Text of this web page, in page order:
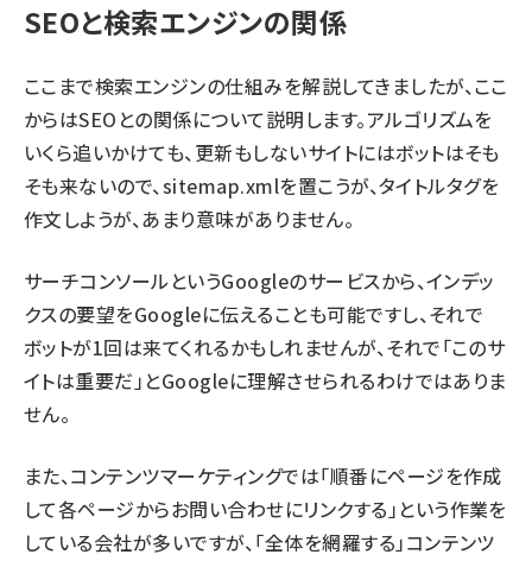
SEOと検索エンジンの関係
ここまで検索エンジンの仕組みを解説してきましたが、ここ
からはSEOとの関係について説明します。アルゴリズムを
いくら追いかけても、更新もしないサイトにはボットはそも
そも来ないので、sitemap.xmlを置こうが、タイトルタグを
作文しようが、あまり意味がありません。
サーチコンソールというGoogleのサービスから、インデッ
クスの要望をGoogleに伝えることも可能ですし、それで
ボットが1回は来てくれるかもしれませんが、それで「このサ
イトは重要だ」とGoogleに理解させられるわけではありま
せん。
また、コンテンツマーケティングでは「順番にページを作成
して各ページからお問い合わせにリンクする」という作業を
している会社が多いですが、「全体を網羅する」コンテンツ